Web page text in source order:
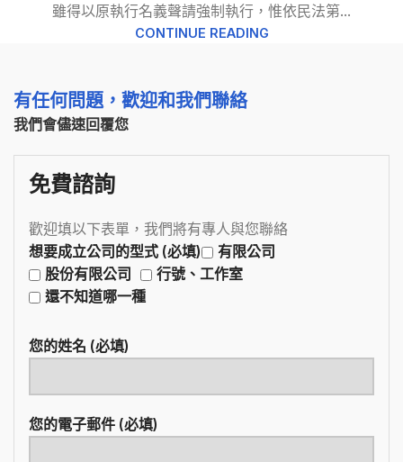
雖得以原執行名義聲請強制執行，惟依民法第...
CONTINUE READING
有任何問題，歡迎和我們聯絡
我們會儘速回覆您
免費諮詢
歡迎填以下表單，我們將有專人與您聯絡
想要成立公司的型式 (必填)
有限公司
股份有限公司
行號、工作室
還不知道哪一種
您的姓名 (必填)
您的電子郵件 (必填)